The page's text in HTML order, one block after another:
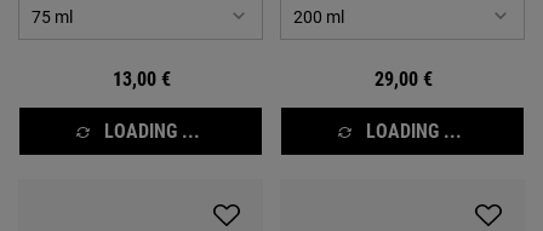
13,00 €
LOADING ...
29,00 €
LOADING ...